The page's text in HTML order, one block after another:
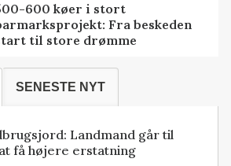
600 køer i stort
Fra beskeden
til store drømme
SENESTE NYT
Landmand går til
få højere erstatning